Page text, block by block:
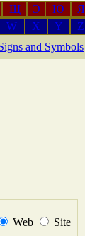
Щ Э Ю
Я
W X Y Z
and Symbols
Web Site